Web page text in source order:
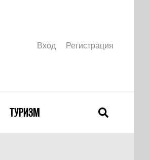
Вход Регистрация
ТУРИЗМ